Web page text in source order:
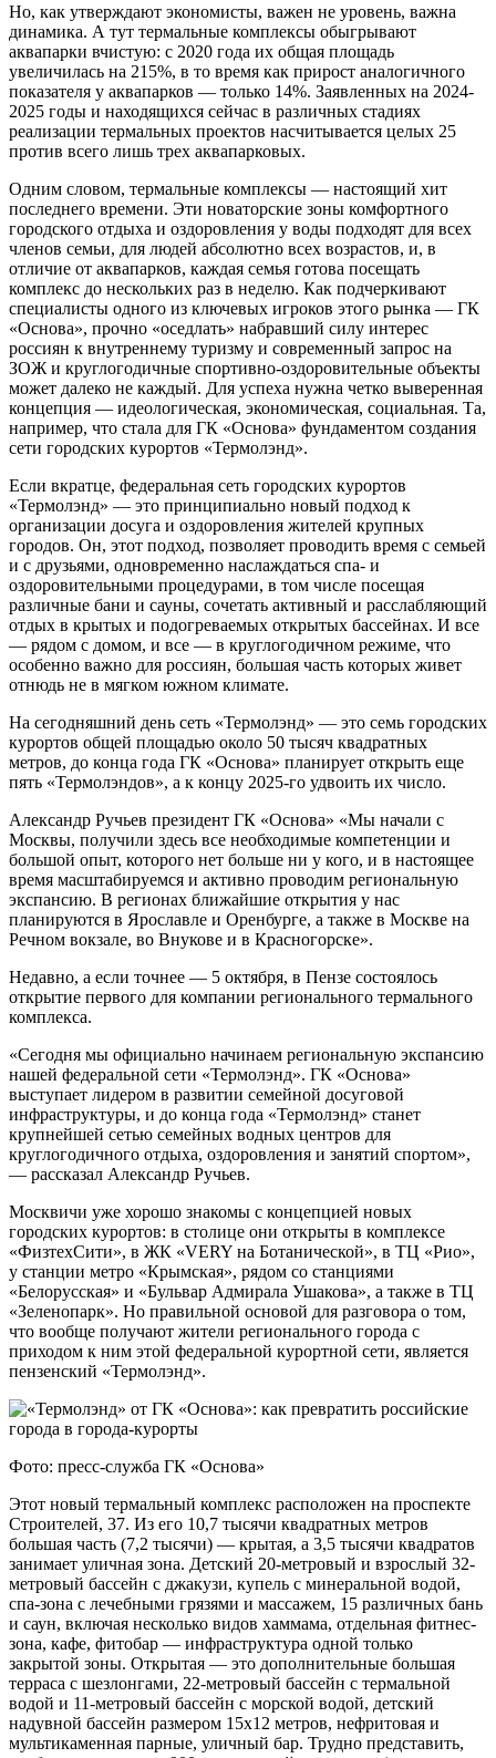
Но, как утверждают экономисты, важен не уровень, важна
динамика. А тут термальные комплексы обыгрывают
аквапарки вчистую: с 2020 года их общая площадь
увеличилась на 215%, в то время как прирост аналогичного
показателя у аквапарков — только 14%. Заявленных на 2024-
2025 годы и находящихся сейчас в различных стадиях
реализации термальных проектов насчитывается целых 25
против всего лишь трех аквапарковых.
Одним словом, термальные комплексы — настоящий хит
последнего времени. Эти новаторские зоны комфортного
городского отдыха и оздоровления у воды подходят для всех
членов семьи, для людей абсолютно всех возрастов, и, в
отличие от аквапарков, каждая семья готова посещать
комплекс до нескольких раз в неделю. Как подчеркивают
специалисты одного из ключевых игроков этого рынка — ГК
«Основа», прочно «оседлать» набравший силу интерес
россиян к внутреннему туризму и современный запрос на
ЗОЖ и круглогодичные спортивно-оздоровительные объекты
может далеко не каждый. Для успеха нужна четко выверенная
концепция — идеологическая, экономическая, социальная. Та,
например, что стала для ГК «Основа» фундаментом создания
сети городских курортов «Термолэнд».
Если вкратце, федеральная сеть городских курортов
«Термолэнд» — это принципиально новый подход к
организации досуга и оздоровления жителей крупных
городов. Он, этот подход, позволяет проводить время с семьей
и с друзьями, одновременно наслаждаться спа- и
оздоровительными процедурами, в том числе посещая
различные бани и сауны, сочетать активный и расслабляющий
отдых в крытых и подогреваемых открытых бассейнах. И все
— рядом с домом, и все — в круглогодичном режиме, что
особенно важно для россиян, большая часть которых живет
отнюдь не в мягком южном климате.
На сегодняшний день сеть «Термолэнд» — это семь городских
курортов общей площадью около 50 тысяч квадратных
метров, до конца года ГК «Основа» планирует открыть еще
пять «Термолэндов», а к концу 2025-го удвоить их число.
Александр Ручьев президент ГК «Основа» «Мы начали с
Москвы, получили здесь все необходимые компетенции и
большой опыт, которого нет больше ни у кого, и в настоящее
время масштабируемся и активно проводим региональную
экспансию. В регионах ближайшие открытия у нас
планируются в Ярославле и Оренбурге, а также в Москве на
Речном вокзале, во Внукове и в Красногорске».
Недавно, а если точнее — 5 октября, в Пензе состоялось
открытие первого для компании регионального термального
комплекса.
«Сегодня мы официально начинаем региональную экспансию
нашей федеральной сети «Термолэнд». ГК «Основа»
выступает лидером в развитии семейной досуговой
инфраструктуры, и до конца года «Термолэнд» станет
крупнейшей сетью семейных водных центров для
круглогодичного отдыха, оздоровления и занятий спортом»,
— рассказал Александр Ручьев.
Москвичи уже хорошо знакомы с концепцией новых
городских курортов: в столице они открыты в комплексе
«ФизтехСити», в ЖК «VERY на Ботанической», в ТЦ «Рио»,
у станции метро «Крымская», рядом со станциями
«Белорусская» и «Бульвар Адмирала Ушакова», а также в ТЦ
«Зеленопарк». Но правильной основой для разговора о том,
что вообще получают жители регионального города с
приходом к ним этой федеральной курортной сети, является
пензенский «Термолэнд».
Фото: пресс-служба ГК «Основа»
Этот новый термальный комплекс расположен на проспекте
Строителей, 37. Из его 10,7 тысячи квадратных метров
большая часть (7,2 тысячи) — крытая, а 3,5 тысячи квадратов
занимает уличная зона. Детский 20-метровый и взрослый 32-
метровый бассейн с джакузи, купель с минеральной водой,
спа-зона с лечебными грязями и массажем, 15 различных бань
и саун, включая несколько видов хаммама, отдельная фитнес-
зона, кафе, фитобар — инфраструктура одной только
закрытой зоны. Открытая — это дополнительные большая
терраса с шезлонгами, 22-метровый бассейн с термальной
водой и 11-метровый бассейн с морской водой, детский
надувной бассейн размером 15х12 метров, нефритовая и
мультикаменная парные, уличный бар. Трудно представить,